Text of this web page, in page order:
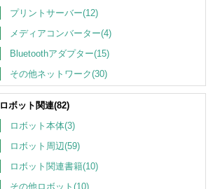
プリントサーバー(12)
メディアコンバーター(4)
Bluetoothアダプター(15)
その他ネットワーク(30)
ロボット関連(82)
ロボット本体(3)
ロボット周辺(59)
ロボット関連書籍(10)
その他ロボット(10)